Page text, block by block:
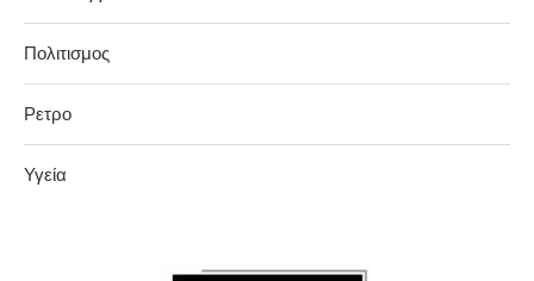
Πολιτισμος
Ρετρο
Υγεία